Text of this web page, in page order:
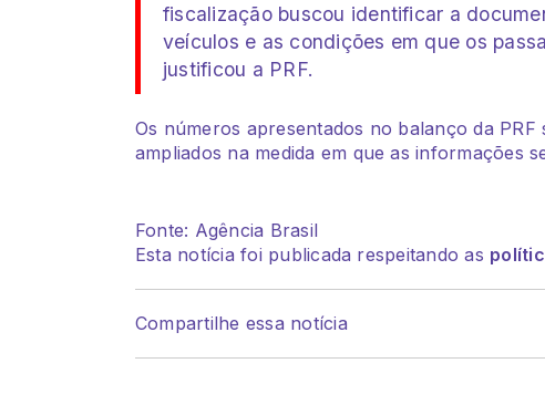
fiscalização buscou identificar a
veículos e as condições em que os
justificou a PRF.
Os números apresentados no balanço da
ampliados na medida em que as informações
Fonte: Agência Brasil
Esta notícia foi publicada respeitando as
Compartilhe essa notícia